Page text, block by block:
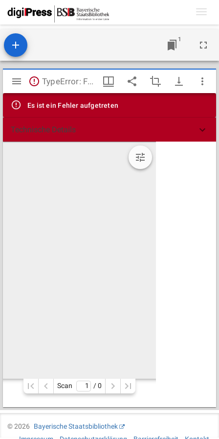
1
Mirador
Viewer
TypeError: Failed to fetch
Es ist ein Fehler aufgetreten
Technische Details
Scan / 0
©2026
Bayerische Staatsbibliothek